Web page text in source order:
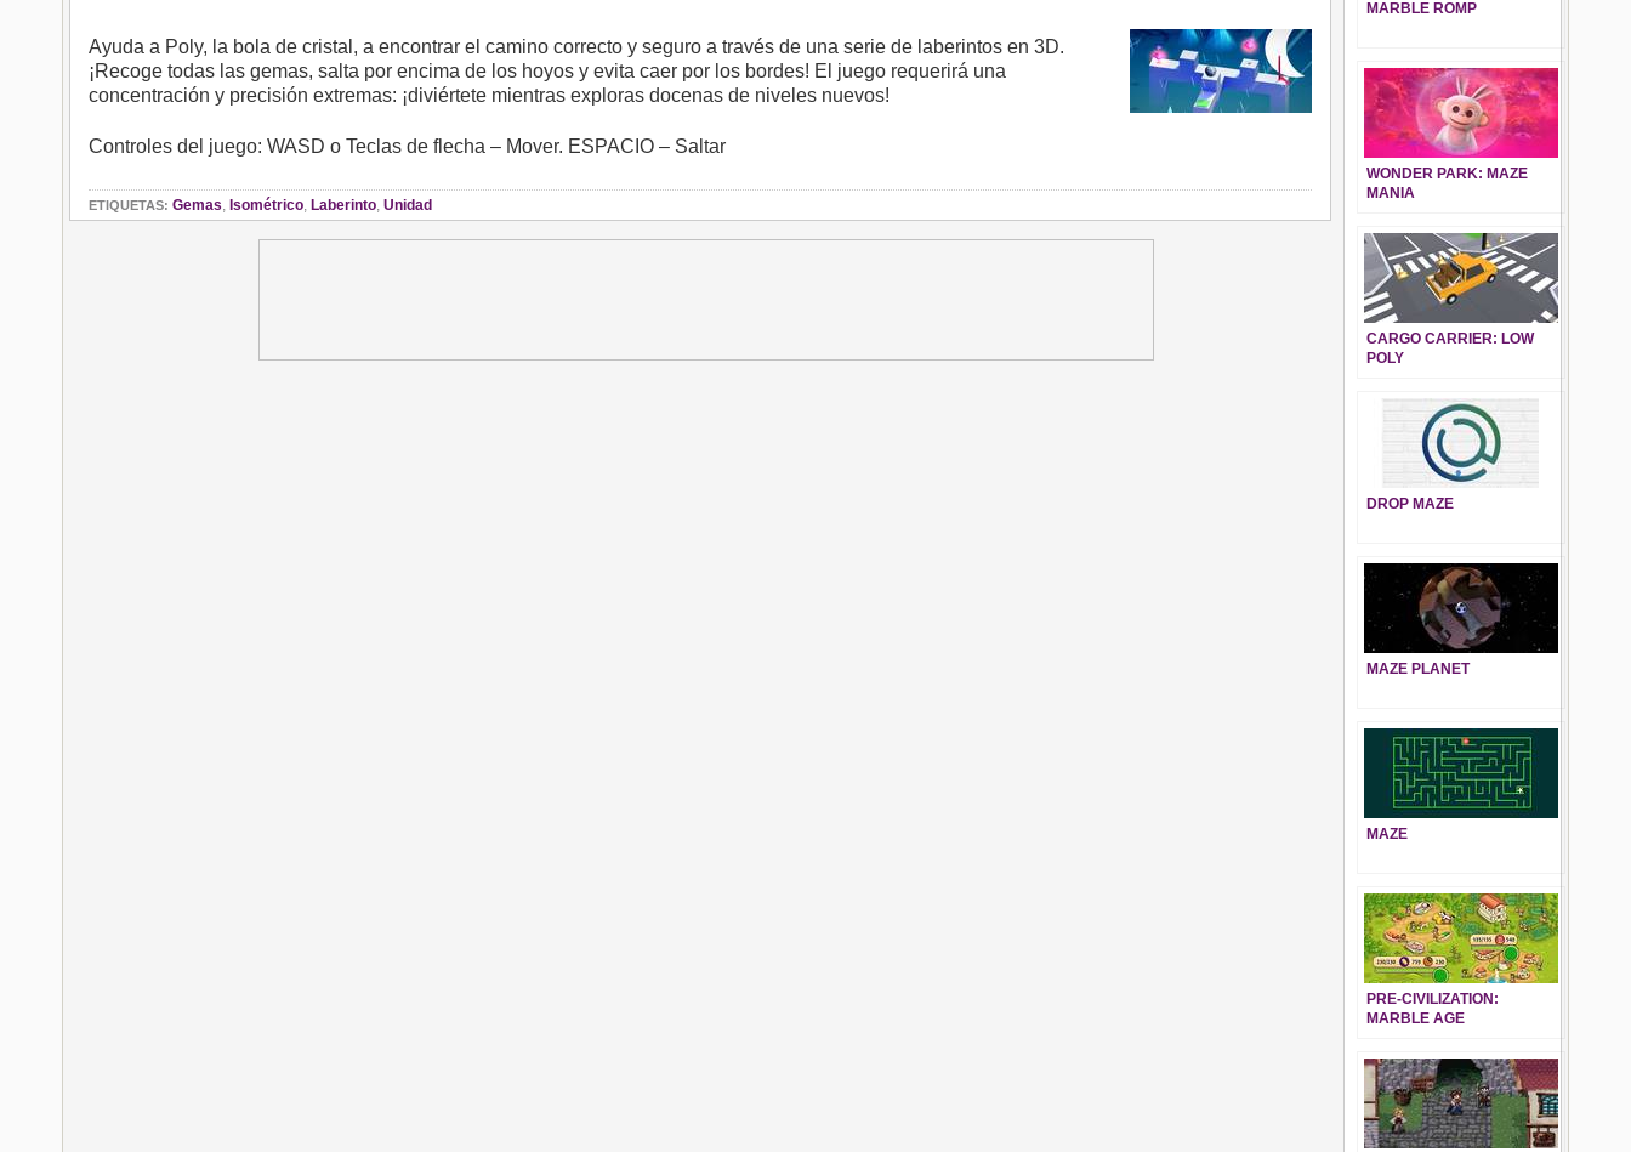
Ayuda a Poly, la bola de cristal, a encontrar el camino correcto y seguro a través de una serie de laberintos en 3D.
¡Recoge todas las gemas, salta por encima de los hoyos y evita caer por los bordes! El juego requerirá una
concentración y precisión extremas: ¡diviértete mientras exploras docenas de niveles nuevos!
Controles del juego: WASD o Teclas de flecha – Mover. ESPACIO – Saltar
ETIQUETAS: Gemas, Isométrico, Laberinto, Unidad
MARBLE ROMP
WONDER PARK: MAZE
MANIA
CARGO CARRIER: LOW
POLY
DROP MAZE
MAZE PLANET
MAZE
PRE-CIVILIZATION:
MARBLE AGE